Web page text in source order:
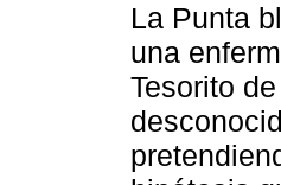
La Punta
una
Tesorito